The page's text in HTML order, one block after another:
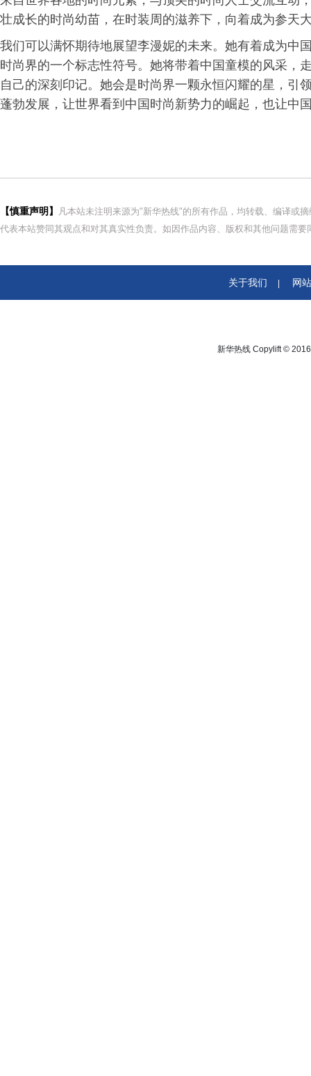
壮成长的时尚幼苗，在时装周的滋养下，向着成为参天
我们可以满怀期待地展望李漫妮的未来。她有着成为中
时尚界的一个标志性符号。她将带着中国童模的风采，
自己的深刻印记。她会是时尚界一颗永恒闪耀的星，引
蓬勃发展，让世界看到中国时尚新势力的崛起，也让中
【慎重声明】
凡本站未注明来源为"新华热线"的所有作品，均转载、编译或
代表本站赞同其观点和对其真实性负责。如因作品内容、版权和其他问题需
关于我们 网
新华热线 Copylift ©